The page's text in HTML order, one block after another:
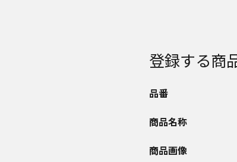
登録する商
品番
商品名称
商品画像